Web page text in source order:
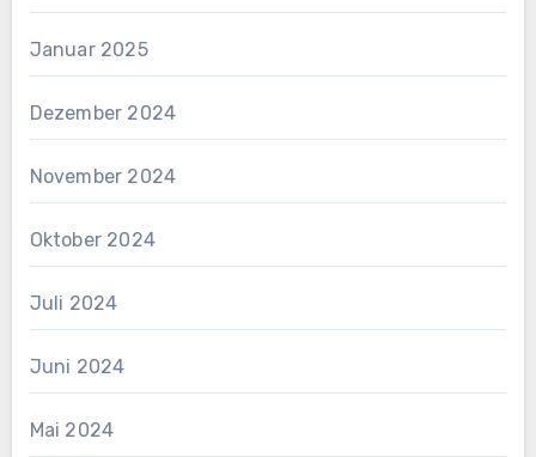
Januar 2025
Dezember 2024
November 2024
Oktober 2024
Juli 2024
Juni 2024
Mai 2024